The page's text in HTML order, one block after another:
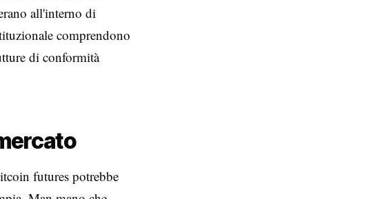
all'interno di
comprendono
di conformità
futures potrebbe